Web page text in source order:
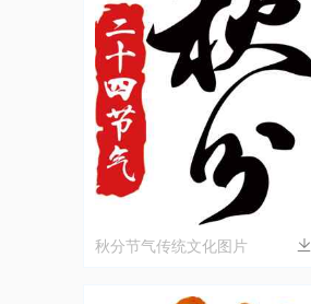
秋分节气传统文化图片